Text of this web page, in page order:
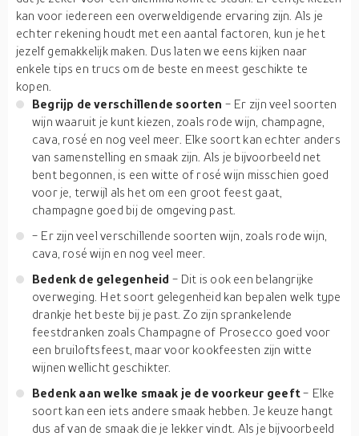
kan voor iedereen een overweldigende ervaring zijn. Als je
echter rekening houdt met een aantal factoren, kun je het
jezelf gemakkelijk maken. Dus laten we eens kijken naar
enkele tips en trucs om de beste en meest geschikte te
kopen.
Begrijp de verschillende soorten - Er zijn veel soorten
wijn waaruit je kunt kiezen, zoals rode wijn, champagne,
cava, rosé en nog veel meer. Elke soort kan echter anders
van samenstelling en smaak zijn. Als je bijvoorbeeld net
bent begonnen, is een witte of rosé wijn misschien goed
voor je, terwijl als het om een groot feest gaat,
champagne goed bij de omgeving past.
- Er zijn veel verschillende soorten wijn, zoals rode wijn,
cava, rosé wijn en nog veel meer.
Bedenk de gelegenheid - Dit is ook een belangrijke
overweging. Het soort gelegenheid kan bepalen welk type
drankje het beste bij je past. Zo zijn sprankelende
feestdranken zoals Champagne of Prosecco goed voor
een bruiloftsfeest, maar voor kookfeesten zijn witte
wijnen wellicht geschikter.
Bedenk aan welke smaak je de voorkeur geeft- Elke
soort kan een iets andere smaak hebben. Je keuze hangt
dus af van de smaak die je lekker vindt. Als je bijvoorbeeld